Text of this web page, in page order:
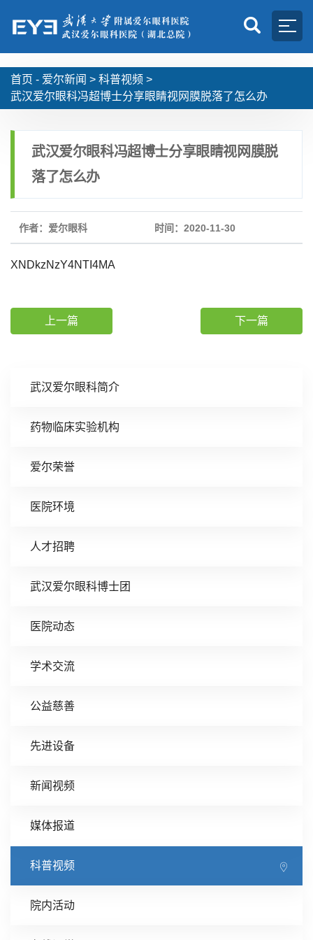
首页 - 爱尔新闻 > 科普视频 >
武汉爱尔眼科冯超博士分享眼睛视网膜脱落了怎么办
武汉爱尔眼科简介
药物临床实验机构
爱尔荣誉
医院环境
人才招聘
武汉爱尔眼科博士团
医院动态
学术交流
公益慈善
先进设备
新闻视频
媒体报道
科普视频
院内活动
武汉爱尔眼科冯超博士分享眼睛视网膜脱
落了怎么办
作者：爱尔眼科 时间：2020-11-30
XNDkzNzY4NTI4MA
上一篇 下一篇